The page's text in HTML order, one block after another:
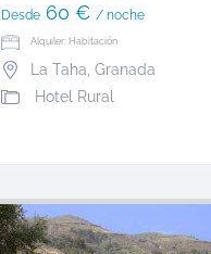
Desde 60 € / noche
Alquiler: Habitación
La Taha Granada
Hotel Rural